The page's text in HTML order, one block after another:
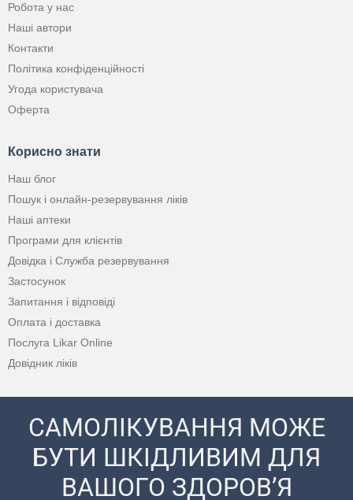
Робота у нас
Наші автори
Контакти
Політика конфіденційності
Угода користувача
Оферта
Корисно знати
Наш блог
Пошук і онлайн-резервування ліків
Наші аптеки
Програми для клієнтів
Довідка і Служба резервування
Застосунок
Запитання і відповіді
Оплата і доставка
Послуга Likar Online
Довідник ліків
САМОЛІКУВАННЯ МОЖЕ
БУТИ ШКІДЛИВИМ ДЛЯ
ВАШОГО ЗДОРОВ’Я